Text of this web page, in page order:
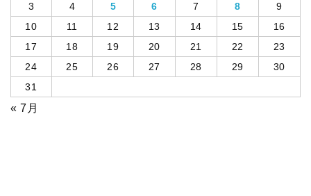
3
4 5 6 7 8
9
10
11 12 13 14 15
16
17
18 19 20 21 22
23
24
25 26 27 28 29
30
31
« 7月